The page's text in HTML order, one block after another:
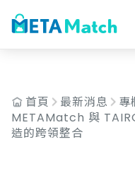
首頁 最新消息
專
METAMatch 與
造的跨領整合